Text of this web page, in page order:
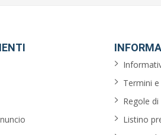
Termini
Regole
Listino